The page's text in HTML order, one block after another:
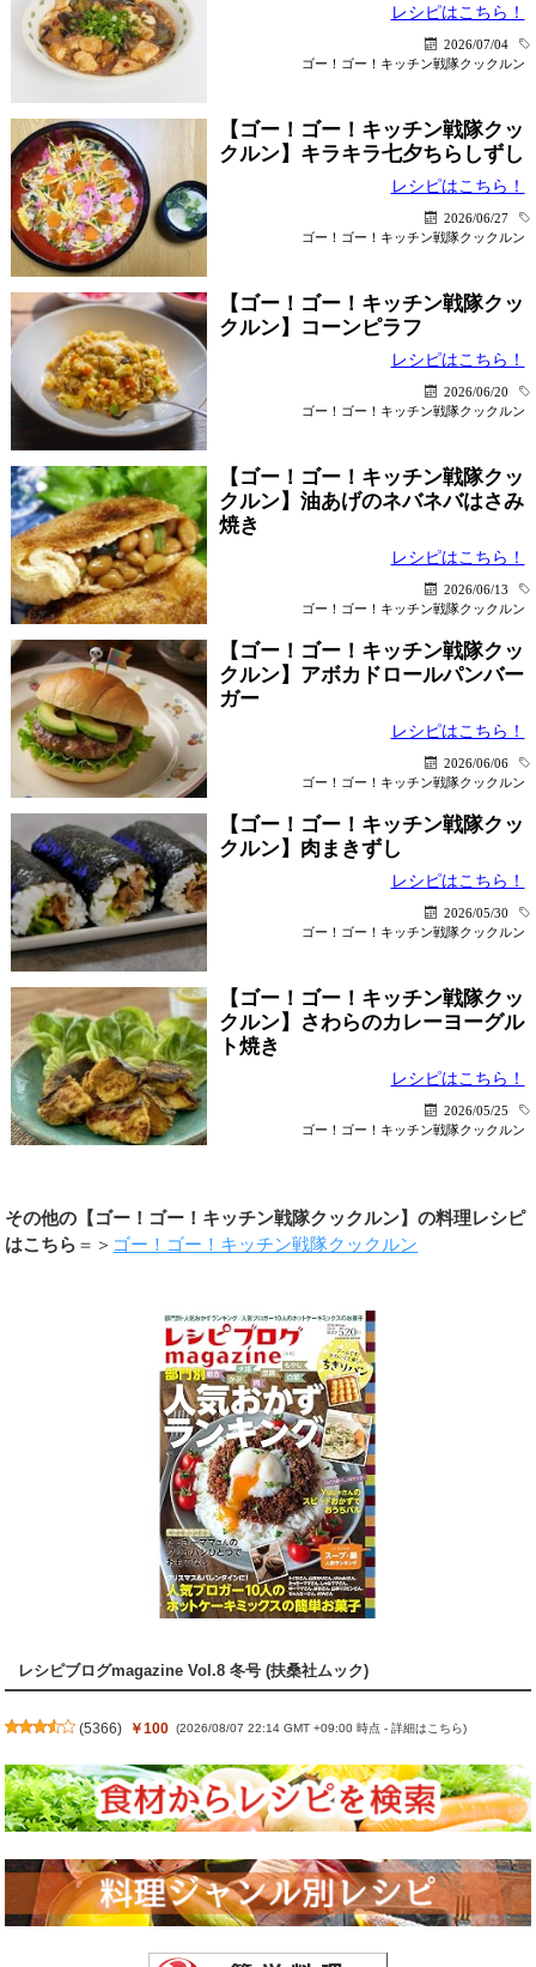
レシピはこちら！
2026/07/04
ゴー！ゴー！キッチン戦隊クックルン
【ゴー！ゴー！キッチン戦隊クッ
クルン】キラキラ七夕ちらしずし
レシピはこちら！
2026/06/27
ゴー！ゴー！キッチン戦隊クックルン
【ゴー！ゴー！キッチン戦隊クッ
クルン】コーンピラフ
レシピはこちら！
2026/06/20
ゴー！ゴー！キッチン戦隊クックルン
【ゴー！ゴー！キッチン戦隊クッ
クルン】油あげのネバネバはさみ
焼き
レシピはこちら！
2026/06/13
ゴー！ゴー！キッチン戦隊クックルン
【ゴー！ゴー！キッチン戦隊クッ
クルン】アボカドロールパンバー
ガー
レシピはこちら！
2026/06/06
ゴー！ゴー！キッチン戦隊クックルン
【ゴー！ゴー！キッチン戦隊クッ
クルン】肉まきずし
レシピはこちら！
2026/05/30
ゴー！ゴー！キッチン戦隊クックルン
【ゴー！ゴー！キッチン戦隊クッ
クルン】さわらのカレーヨーグル
ト焼き
レシピはこちら！
2026/05/25
ゴー！ゴー！キッチン戦隊クックルン
その他の【ゴー！ゴー！キッチン戦隊クックルン】の料理レシピ
はこちら ＝＞ ゴー！ゴー！キッチン戦隊クックルン
レシピブログmagazine Vol.8 冬号 (扶桑社ムック)
(5366) ￥100 (2026/08/07 22:14 GMT +09:00 時点 -詳細はこちら)